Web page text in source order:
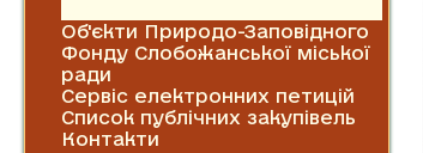
Об'єкти Природо-Заповідного
Фонду Слобожанської міської
ради
Сервіс електронних петицій
Список публічних закупівель
Контакти